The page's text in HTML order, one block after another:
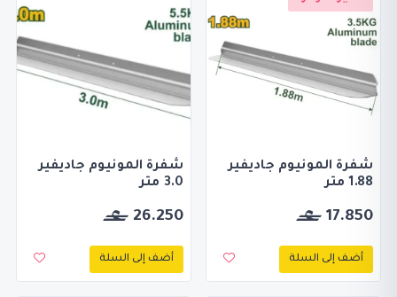
شفرة المونيوم جاديفير
1.88 متر
17.850
أضف إلى السلة
شفرة المونيوم جاديفير
3.0 متر
26.250
أضف إلى السلة